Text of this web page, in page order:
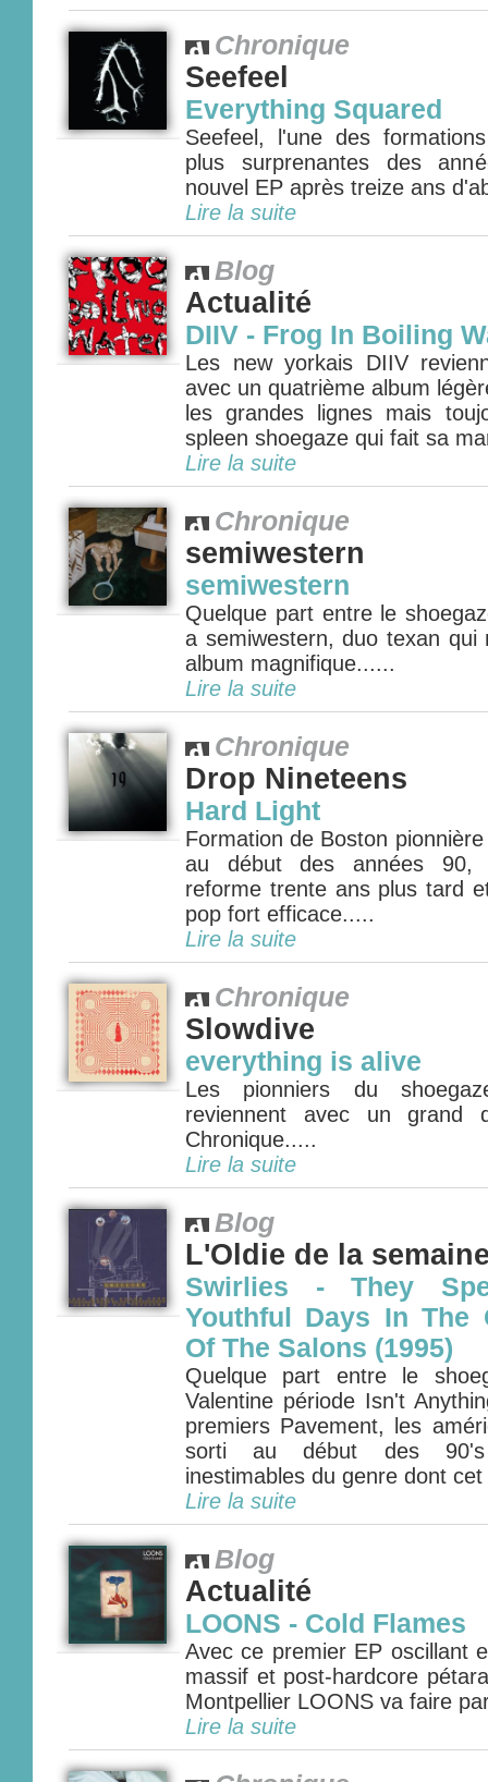
Chronique
Seefeel
Everything Squared
Seefeel, l'une des
plus surprenantes des
nouvel EP après treize ans
Lire la suite
Blog
Actualité
DIIV - Frog In Boiling
Les new yorkais DIIV
avec un quatrième album
les grandes lignes mais
spleen shoegaze qui fait sa
Lire la suite
Chronique
semiwestern
semiwestern
Quelque part entre le
a semiwestern, duo texan qui
album magnifique......
Lire la suite
Chronique
Drop Nineteens
Hard Light
Formation de Boston
au début des années 90,
reforme trente ans plus tard
pop fort efficace.....
Lire la suite
Chronique
Slowdive
everything is alive
Les pionniers du
reviennent avec un grand
Chronique.....
Lire la suite
Blog
L'Oldie de la
Swirlies - They
Youthful Days In The
Of The Salons (1995)
Quelque part entre le
Valentine période Isn't
premiers Pavement, les
sorti au début des 90's
inestimables du genre dont
Lire la suite
Blog
Actualité
LOONS - Cold Flames
Avec ce premier EP oscillant
massif et post-hardcore
Montpellier LOONS va faire
Lire la suite